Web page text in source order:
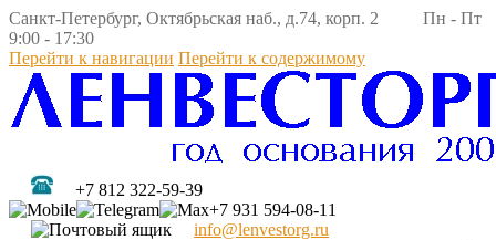
Санкт-Петербург, Октябрьская наб., д.74, корп. 2 Пн - Пт
9:00 - 17:30
Перейти к навигации Перейти к содержимому
+7 812 322-59-39
+7 931 594-08-11
info@lenvestorg.ru